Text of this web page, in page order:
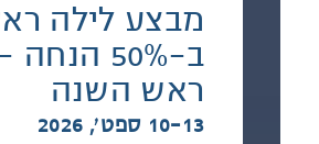
מבצע לילה
ב-50% הנחה
ראש השנה
10-13 ספט׳, 2026